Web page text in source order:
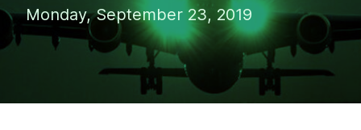
Monday, September 23, 2019